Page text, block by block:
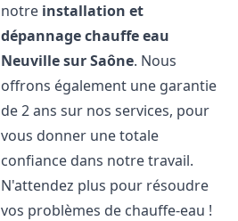
notre installation et
dépannage chauffe eau
Neuville sur Saône. Nous
offrons également une garantie
de 2 ans sur nos services, pour
vous donner une totale
confiance dans notre travail.
N'attendez plus pour résoudre
vos problèmes de chauffe-eau !